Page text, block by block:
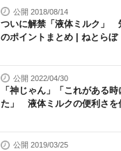
公開 2018/08/14
ついに解禁「液体ミルク」
のポイントまとめ | ねとらぼ
公開 2022/04/30
「神じゃん」「これがある
た」 液体ミルクの便利さを
公開 2019/03/25